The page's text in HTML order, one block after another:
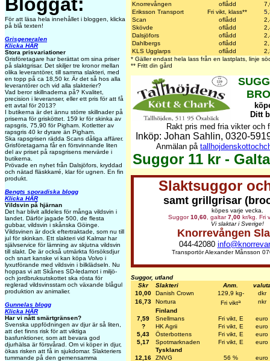
För att läsa hela innehållet i bloggen, klicka
på blå texten!
Grisgeneralen
Klicka HÄR
Stora prisvariationer
Grisföretagare har berättat om sina priser
på slaktgrisar. Det skiljer tre kronor mellan
olika leverantörer, till samma slakteri, med
en topp på ca 18,50 kr. Är det så hos alla
leverantörer och vid alla slakterier?
Vad beror skillnaderna på? Kvalitet,
precision i leveranser, eller ett pris för att få
ett avtal för 2013?
I butikerna är det ännu större skillnader på
priserna för grisköttet. 159 kr för skinka av
rapsgris, 75,90 för Pigham. Kotletter av
rapsgris 40 kr dyrare än Pigham.
Ska rapsgrisen rädda Scans dåliga affärer.
Grisföretagarna får en försvinnande liten
del av priset på rapsgrisens mervärde i
butikerna.
Prövade en nyhet från Dalsjöfors, kryddad
och nätad fläskkarré, klar för ugnen. En fin
produkt.
Bengts sporadiska blogg
Klicka HÄR
Vildsvin på hjärnan
Det har blivit alldeles för många vildsvin i
landet. Därför jagade 500, de flesta
gubbar, vildsvin i skånska Göinge.
Vildsvinen är dock eftertraktade, som nu till
jul för skinkan. Ett slakteri vid Kalmar har
självservice för lämning av skjutna vildsvin
till slakt. De är också utmärkta försöksdjur
och snart kanske vi kan köpa Volvo i
lyxutförande med vildsvin i bilklädseln. Nu
hoppas vi att Skånes SD-ledamot i miljö-
och jordbruksutskottet ska rösta för
reglerad vildsvinsstam och växande blågul
produktion av animalier.
Gunnelas blogg
Klicka HÄR
Har vi nått smärtgränsen?
Svenska uppfödningen av djur är så liten,
att det finns risk för att viktiga
basfunktioner, som att bevara god
djurhälsa är försvårad. Om vi köper in djur,
ökas risken att få in sjukdomar. Slakteriers
tummande på den gemensamma
Knorrevången
oflådd
Eriksson Transport
Fri vikt, klass**
Scan
oflådd
Skövde
oflådd
Dalsjöfors
oflådd
Dahlbergs
oflådd
KLS Ugglarps
oflådd
* Gäller endast hela lass från en lastplats, linje
** Fritt din gård
Ditt
Rakt pris med fria vikter och
Inköp: Johan Sahlin, 0320-
Anmälan på
Suggor 11 kr -
Slaktsuggor
samt grillgrisar
köpes varje vecka.
Suggor10,60, galtar7,00 kr/kg. Fri
Vi slaktar i Sverige!
Knorrevången
044-42080
Transportör Alexander Månsson
Suggor, utland
Skr
Slakteri Anm.
10,00
Danish Crown 129,9 kg-
dkr
16,73
Nortura Fri vikta
nkr
Finland
7,59
Snellmans Fri vikt, E
euro
?
HK Agrii Fri vikt, E
euro
5,43
Österbottens Fri vikt, E
euro
5,17
Spotmarknaden Fri vikt, E
euro
Tyskland
12,16
ZNVG 56 %
euro